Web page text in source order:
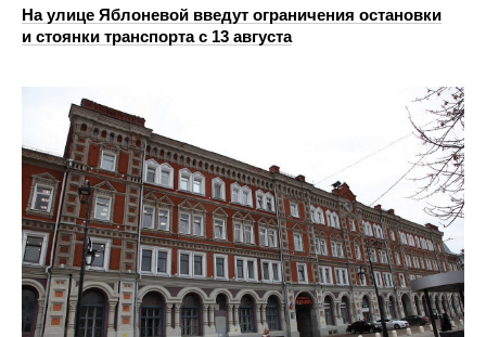
На улице Яблоневой введут ограничения остановки
и стоянки транспорта с 13 августа